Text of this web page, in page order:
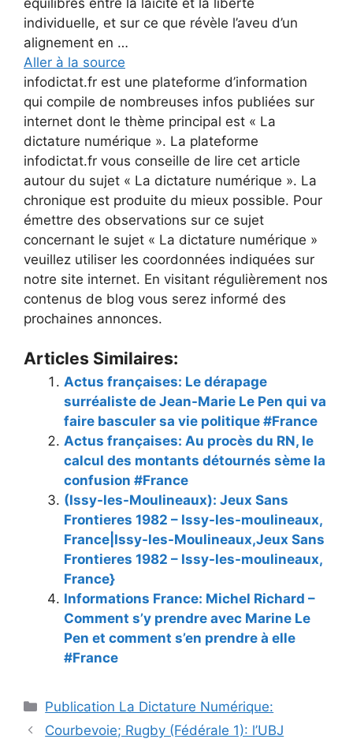
individuelle, et sur ce que révèle l’aveu d’un
alignement en …
Aller à la source
infodictat.fr est une plateforme d’information
qui compile de nombreuses infos publiées sur
internet dont le thème principal est « La
dictature numérique ». La plateforme
infodictat.fr vous conseille de lire cet article
autour du sujet « La dictature numérique ». La
chronique est produite du mieux possible. Pour
émettre des observations sur ce sujet
concernant le sujet « La dictature numérique »
veuillez utiliser les coordonnées indiquées sur
notre site internet. En visitant régulièrement nos
contenus de blog vous serez informé des
prochaines annonces.
Articles Similaires:
Actus françaises: Le dérapage
surréaliste de Jean-Marie Le Pen qui va
faire basculer sa vie politique #France
Actus françaises: Au procès du RN, le
calcul des montants détournés sème la
confusion #France
(Issy-les-Moulineaux): Jeux Sans
Frontieres 1982 – Issy-les-moulineaux,
France|Issy-les-Moulineaux,Jeux Sans
Frontieres 1982 – Issy-les-moulineaux,
France}
Informations France: Michel Richard –
Comment s’y prendre avec Marine Le
Pen et comment s’en prendre à elle
#France
Catégories
Publication La Dictature Numérique:
Courbevoie; Rugby (Fédérale 1): l’UBJ